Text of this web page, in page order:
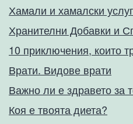
Хамали и хамалски
Хранителни Добавки и
10 приключения, които
Врати. Видове врати
Важно ли е здравето за
Коя е твоята диета?